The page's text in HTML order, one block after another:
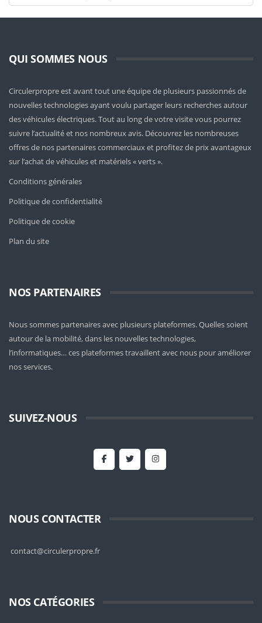
QUI SOMMES NOUS
Circulerpropre est avant tout une équipe de plusieurs passionnés de
nouvelles technologies ayant voulu partager leurs recherches autour
des véhicules électriques. Tout au long de votre visite vous pourrez
suivre l’actualité et nos nombreux avis. Découvrez les nombreuses
offres de nos partenaires commerciaux et profitez de prix avantageux
sur l’achat de véhicules et matériels « verts ».
Conditions générales
Politique de confidentialité
Politique de cookie
Plan du site
NOS PARTENAIRES
Nous sommes partenaires avec plusieurs plateformes. Quelles soient
autour de la mobilité, dans les nouvelles technologies,
l’informatiques… ces plateformes travaillent avec nous pour améliorer
nos services.
SUIVEZ-NOUS
NOUS CONTACTER
contact@circulerpropre.fr
NOS CATÉGORIES